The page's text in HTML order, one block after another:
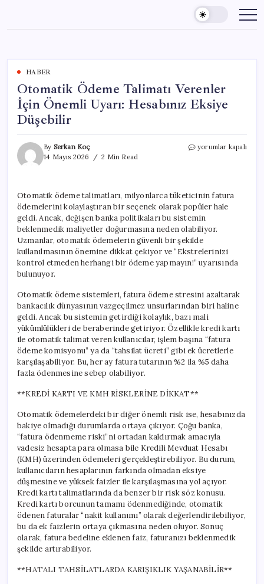
content
HABER
Otomatik Ödeme Talimatı Verenler
İçin Önemli Uyarı: Hesabınız Eksiye
Düşebilir
By Serkan Koç
14 Mayıs 2026
2 Min Read
Otomatik
Önemli
Uyarı:
Hesabınız
Eksiye
Düşebilir
için
yorumlar kapalı
Otomatik ödeme talimatları, milyonlarca tüketicinin fatura
ödemelerini kolaylaştıran bir seçenek olarak popüler hale
geldi. Ancak, değişen banka politikaları bu sistemin
beklenmedik maliyetler doğurmasına neden olabiliyor.
Uzmanlar, otomatik ödemelerin güvenli bir şekilde
kullanılmasının önemine dikkat çekiyor ve “Ekstrelerinizi
kontrol etmeden herhangi bir ödeme yapmayın!” uyarısında
bulunuyor.
Otomatik ödeme sistemleri, fatura ödeme stresini azaltarak
bankacılık dünyasının vazgeçilmez unsurlarından biri haline
geldi. Ancak bu sistemin getirdiği kolaylık, bazı mali
yükümlülükleri de beraberinde getiriyor. Özellikle kredi kartı
ile otomatik talimat veren kullanıcılar, işlem başına “fatura
ödeme komisyonu” ya da “tahsilat ücreti” gibi ek ücretlerle
karşılaşabiliyor. Bu, her ay fatura tutarının %2 ila %5 daha
fazla ödenmesine sebep olabiliyor.
**KREDİ KARTI VE KMH RİSKLERİNE DİKKAT**
Otomatik ödemelerdeki bir diğer önemli risk ise, hesabınızda
bakiye olmadığı durumlarda ortaya çıkıyor. Çoğu banka,
“fatura ödenmeme riski”ni ortadan kaldırmak amacıyla
vadesiz hesapta para olmasa bile Kredili Mevduat Hesabı
(KMH) üzerinden ödemeleri gerçekleştirebiliyor. Bu durum,
kullanıcıların hesaplarının farkında olmadan eksiye
düşmesine ve yüksek faizler ile karşılaşmasına yol açıyor.
Kredi kartı talimatlarında da benzer bir risk söz konusu.
Kredi kartı borcunun tamamı ödenmediğinde, otomatik
ödenen faturalar “nakit kullanımı” olarak değerlendirilebiliyor,
bu da ek faizlerin ortaya çıkmasına neden oluyor. Sonuç
olarak, fatura bedeline eklenen faiz, faturanızı beklenmedik
şekilde artırabiliyor.
**HATALI TAHSİLATLARDA KARIŞIKLIK YAŞANABİLİR**